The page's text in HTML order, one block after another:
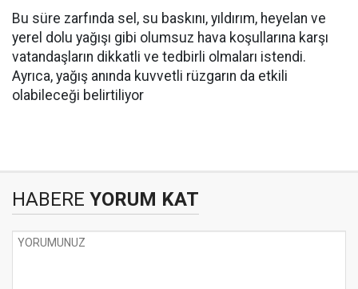
Bu süre zarfında sel, su baskını, yıldırım, heyelan ve
yerel dolu yağışı gibi olumsuz hava koşullarına karşı
vatandaşların dikkatli ve tedbirli olmaları istendi.
Ayrıca, yağış anında kuvvetli rüzgarın da etkili
olabileceği belirtiliyor
HABERE YORUM KAT